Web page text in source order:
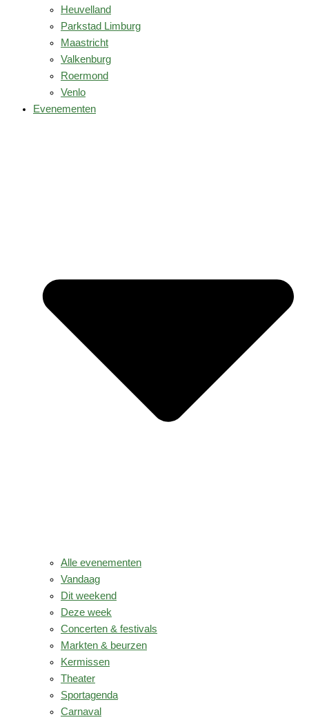
Heuvelland
Parkstad Limburg
Maastricht
Valkenburg
Roermond
Venlo
Evenementen
Alle evenementen
Vandaag
Dit weekend
Deze week
Concerten & festivals
Markten & beurzen
Kermissen
Theater
Sportagenda
Carnaval